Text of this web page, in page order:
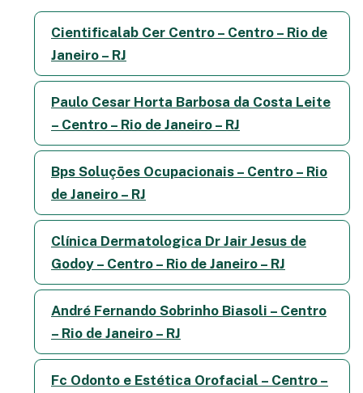
Cientificalab Cer Centro – Centro – Rio de
Janeiro – RJ
Paulo Cesar Horta Barbosa da Costa Leite
– Centro – Rio de Janeiro – RJ
Bps Soluções Ocupacionais – Centro – Rio
de Janeiro – RJ
Clínica Dermatologica Dr Jair Jesus de
Godoy – Centro – Rio de Janeiro – RJ
André Fernando Sobrinho Biasoli – Centro
– Rio de Janeiro – RJ
Fc Odonto e Estética Orofacial – Centro –